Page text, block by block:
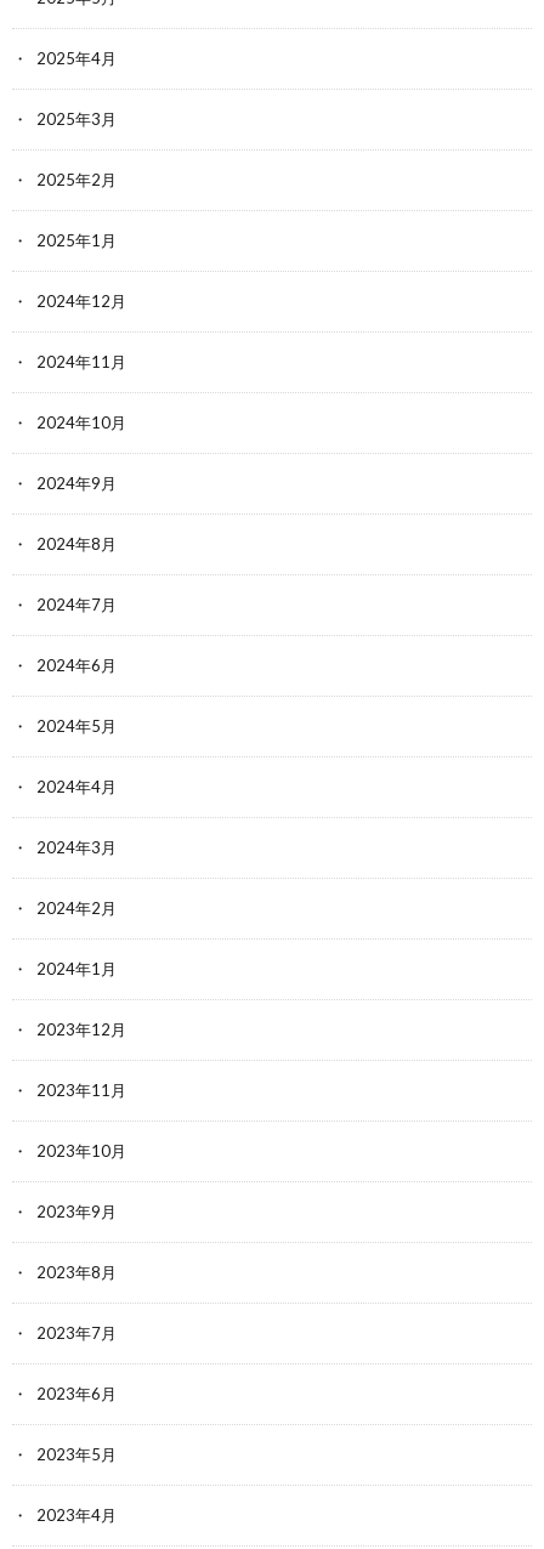
2025年4月
2025年3月
2025年2月
2025年1月
2024年12月
2024年11月
2024年10月
2024年9月
2024年8月
2024年7月
2024年6月
2024年5月
2024年4月
2024年3月
2024年2月
2024年1月
2023年12月
2023年11月
2023年10月
2023年9月
2023年8月
2023年7月
2023年6月
2023年5月
2023年4月